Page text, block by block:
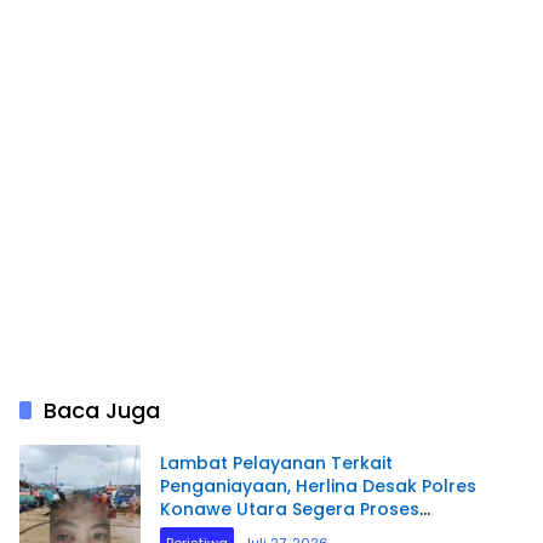
Baca Juga
Lambat Pelayanan Terkait
Penganiayaan, Herlina Desak Polres
Konawe Utara Segera Proses
Laporannya.